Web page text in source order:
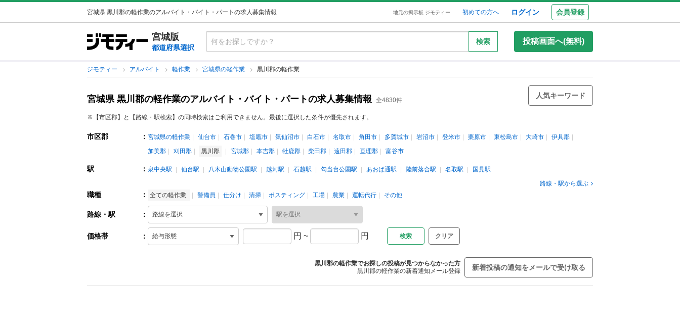
宮城県 黒川郡の軽作業のアルバイト・バイト・パートの求人募集情報 地元の掲示板 ジモティー 初めての方へ ログイン 会員登録
宮城版
都道府県選択
検索 投稿画面へ(無料)
ジモティー アルバイト 軽作業 宮城県の軽作業 黒川郡の軽作業
宮城県 黒川郡の軽作業のアルバイト・バイト・パートの求人募集情報 全4830件
人気キーワード
※【市区郡】と【路線・駅検索】の同時検索はご利用できません。最後に選択した条件が優先されます。
市区郡 ： 宮城県の軽作業 仙台市 石巻市 塩竈市 気仙沼市 白石市 名取市 角田市 多賀城市 岩沼市 登米市 栗原市 東松島市 大崎市
伊具郡
加美郡
刈田郡 黒川郡 宮城郡 本吉郡 牡鹿郡 柴田郡 遠田郡 亘理郡 富谷市
駅 ： 泉中央駅 仙台駅 八木山動物公園駅 越河駅 石越駅 勾当台公園駅 あおば通駅 陸前落合駅 名取駅
国見駅
路線・駅から選ぶ
職種 ： 全ての軽作業 警備員 仕分け 清掃 ポスティング 工場 農業 運転代行 その他
路線・駅 ：
価格帯 ： 円 ~ 円 クリア
黒川郡の軽作業でお探しの投稿が見つからなかった方
黒川郡の軽作業の新着通知メール登録
新着投稿の通知をメールで受け取る